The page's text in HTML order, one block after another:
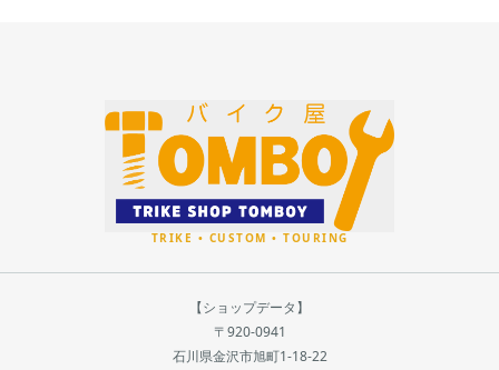
【ショップデータ】
〒920-0941
石川県金沢市旭町1-18-22